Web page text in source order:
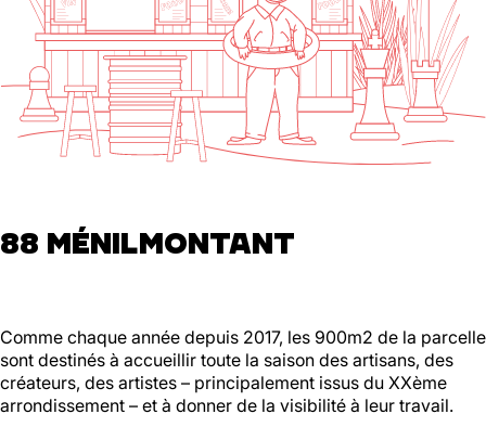
88 MÉNILMONTANT
Comme chaque année depuis 2017, les 900m2 de la parcelle
sont destinés à accueillir toute la saison des artisans, des
créateurs, des artistes – principalement issus du XXème
arrondissement – et à donner de la visibilité à leur travail.